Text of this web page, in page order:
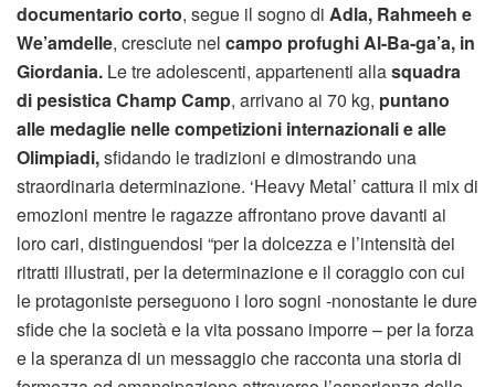
documentario corto, segue il sogno di Adla, Rahmeeh e
We’amdelle, cresciute nel campo profughi Al-Ba-ga’a, in
Giordania. Le tre adolescenti, appartenenti allasquadra
di pesistica Champ Camp, arrivano ai 70 kg, puntano
alle medaglie nelle competizioni internazionali e alle
Olimpiadi,sfidando le tradizioni e dimostrando una
straordinaria determinazione. ‘Heavy Metal’ cattura il mix di
emozioni mentre le ragazze affrontano prove davanti ai
loro cari, distinguendosi “per la dolcezza e l’intensità dei
ritratti illustrati, per la determinazione e il coraggio con cui
le protagoniste perseguono i loro sogni -nonostante le dure
sfide che la società e la vita possano imporre – per la forza
e la speranza di un messaggio che racconta una storia di